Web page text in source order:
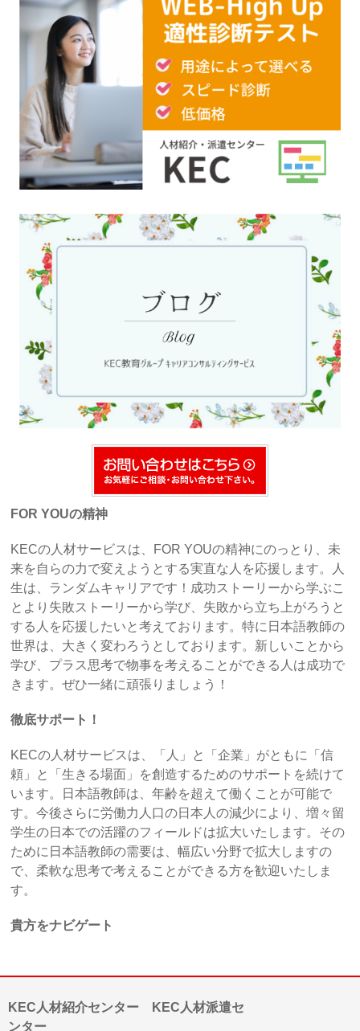
FOR YOUの精神
KECの人材サービスは、FOR YOUの精神にのっとり、未
来を自らの力で変えようとする実直な人を応援します。人
生は、ランダムキャリアです！成功ストーリーから学ぶこ
とより失敗ストーリーから学び、失敗から立ち上がろうと
する人を応援したいと考えております。特に日本語教師の
世界は、大きく変わろうとしております。新しいことから
学び、プラス思考で物事を考えることができる人は成功で
きます。ぜひ一緒に頑張りましょう！
徹底サポート！
KECの人材サービスは、「人」と「企業」がともに「信
頼」と「生きる場面」を創造するためのサポートを続けて
います。日本語教師は、年齢を超えて働くことが可能で
す。今後さらに労働力人口の日本人の減少により、増々留
学生の日本での活躍のフィールドは拡大いたします。その
ために日本語教師の需要は、幅広い分野で拡大しますの
で、柔軟な思考で考えることができる方を歓迎いたしま
す。
貴方をナビゲート
KEC人材紹介センター KEC人材派遣セ
ンター